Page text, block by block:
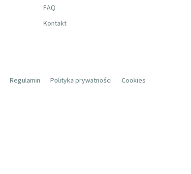
FAQ
Kontakt
Regulamin Polityka prywatności Cookies